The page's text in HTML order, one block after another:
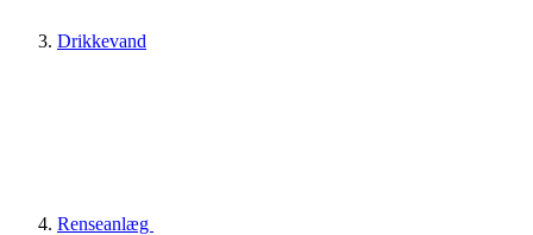
Drikkevand
Renseanlæg